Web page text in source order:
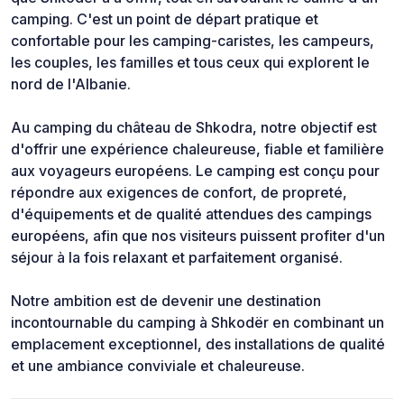
camping. C'est un point de départ pratique et
confortable pour les camping-caristes, les campeurs,
les couples, les familles et tous ceux qui explorent le
nord de l'Albanie.
Au camping du château de Shkodra, notre objectif est
d'offrir une expérience chaleureuse, fiable et familière
aux voyageurs européens. Le camping est conçu pour
répondre aux exigences de confort, de propreté,
d'équipements et de qualité attendues des campings
européens, afin que nos visiteurs puissent profiter d'un
séjour à la fois relaxant et parfaitement organisé.
Notre ambition est de devenir une destination
incontournable du camping à Shkodër en combinant un
emplacement exceptionnel, des installations de qualité
et une ambiance conviviale et chaleureuse.